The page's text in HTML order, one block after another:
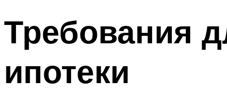
Требования
ипотеки